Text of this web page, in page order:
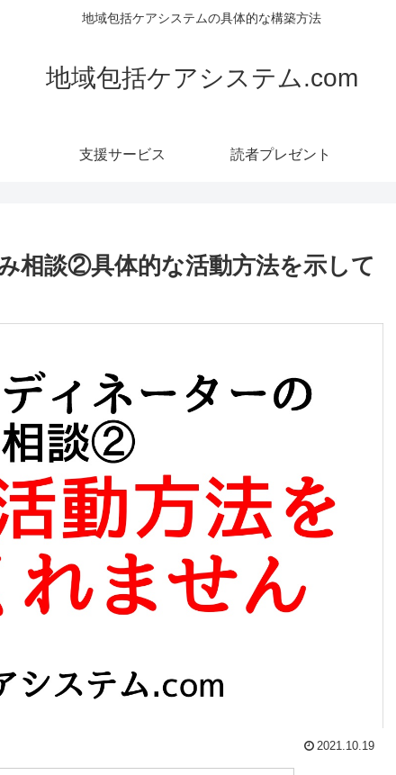
地域包括ケアシステムの具体的な構築方法
地域包括ケアシステム.com
支援サービス 読者プレゼント
相談②具体的な活動方法を示して
2021.10.19